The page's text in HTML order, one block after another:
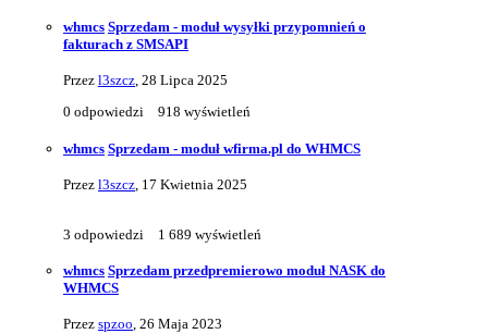
whmcs Sprzedam - moduł wysyłki przypomnień o
fakturach z SMSAPI
Przez l3szcz, 28 Lipca 2025
0 odpowiedzi 918 wyświetleń
whmcs Sprzedam - moduł wfirma.pl do WHMCS
Przez l3szcz 17 Kwietnia 2025
3 odpowiedzi 1 689 wyświetleń
whmcs Sprzedam przedpremierowo moduł NASK do
WHMCS
Przez spzoo, 26 Maja 2023